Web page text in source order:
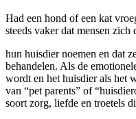
Had een hond of een kat
steeds vaker dat mensen zich
hun huisdier noemen en dat
behandelen. Als de
wordt en het huisdier als het
van “pet parents” of
soort zorg, liefde en troetels